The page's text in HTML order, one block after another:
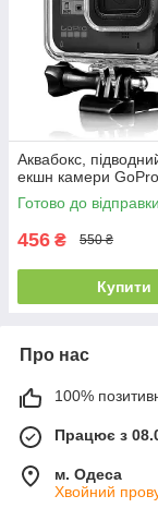
Аквабокс,
екшн камери
Готово до відправки
456 ₴ 550 ₴
Купити
Про нас
100%
Працює з
м. Одеса
Хвойний